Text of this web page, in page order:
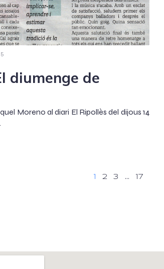
diumenge de
Moreno al diari El Ripollès del dijous 14
1 2 3 … 17